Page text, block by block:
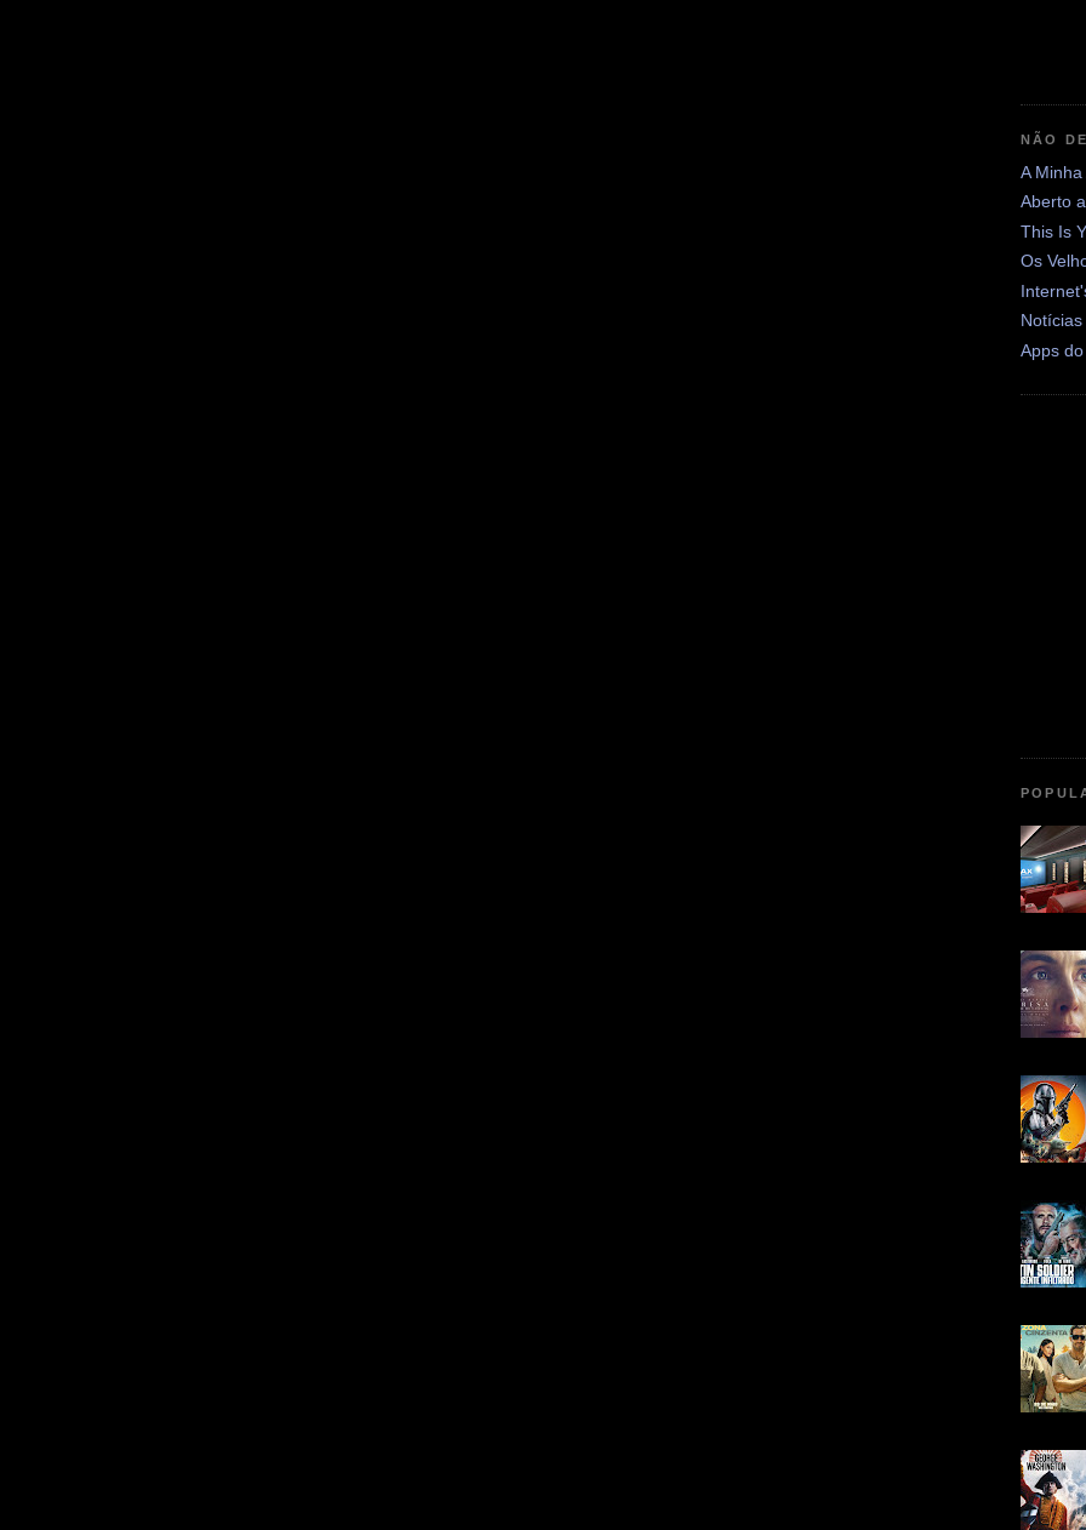
NÃO
A
Aberto
This Is
Os
Apps